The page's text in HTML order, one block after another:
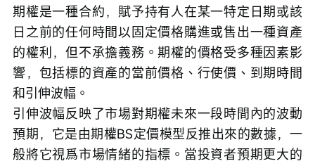
期權是一種合約，賦予持有人在某一特定日期或該
日之前的任何時間以固定價格購進或售出一種資產
的權利，但不承擔義務。期權的價格受多種因素影
響，包括標的資產的當前價格、行使價、到期時間
和引伸波幅。
引伸波幅反映了市場對期權未來一段時間內的波動
預期，它是由期權BS定價模型反推出來的數據，一
般將它視爲市場情緒的指標。當投資者預期更大的